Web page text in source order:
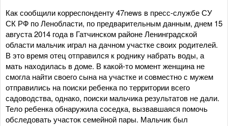
Как сообщили корреспонденту 47news в пресс-службе СУ
СК РФ по Ленобласти, по предварительным данным, днем 15
августа 2014 года в Гатчинском районе Ленинградской
области мальчик играл на дачном участке своих родителей.
В это время отец отправился к роднику набрать воды, а
мать находилась в доме. В какой-то момент женщина не
смогла найти своего сына на участке и совместно с мужем
отправились на поиски ребенка по территории всего
садоводства, однако, поиски мальчика результатов не дали.
Тело ребенка обнаружила соседка, вызвавшаяся помочь
обследовать участок семейной пары. Мальчик был